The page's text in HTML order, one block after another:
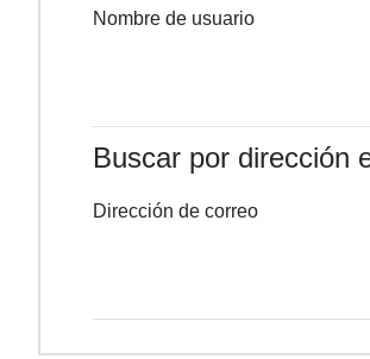
Nombre de usuario
Buscar por dirección
Dirección de correo